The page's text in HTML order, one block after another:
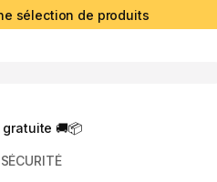
sélection de produits
🚚📦